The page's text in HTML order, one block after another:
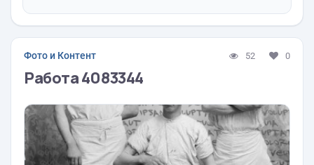
Фото и Контент 52 0
Работа 4083344